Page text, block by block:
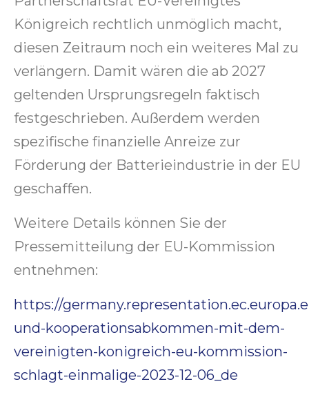
Königreich rechtlich unmöglich macht,
diesen Zeitraum noch ein weiteres Mal zu
verlängern. Damit wären die ab 2027
geltenden Ursprungsregeln faktisch
festgeschrieben. Außerdem werden
spezifische finanzielle Anreize zur
Förderung der Batterieindustrie in der EU
geschaffen.
Weitere Details können Sie der
Pressemitteilung der EU-Kommission
entnehmen:
https://
und-kooperationsabkommen-mit-dem-
vereinigten-konigreich-eu-kommission-
schlagt-einmalige-2023-12-06_de